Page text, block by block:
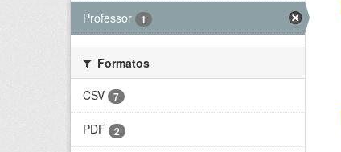
Professor 1
Formatos
CSV
7
PDF 2